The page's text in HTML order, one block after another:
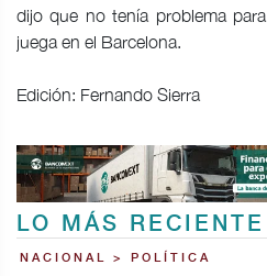
dijo que no tenía problema
juega en el Barcelona.
Edición: Fernando Sierra
LO MÁS RECIENTE
NACIONAL > POLÍTICA